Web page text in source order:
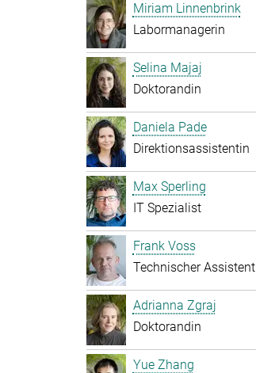
Miriam Linnenbrink
Labormanagerin
Selina Majaj
Doktorandin
Daniela Pade
Direktionsassistentin
Max Sperling
IT Spezialist
Frank Voss
Technischer Assistent
Adrianna Zgraj
Doktorandin
Yue Zhang